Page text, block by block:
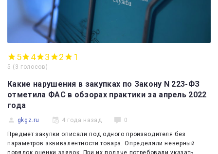
5 4 3 2 1
5 (3 голосов)
Какие нарушения в закупках по Закону N 223-ФЗ
отметила ФАС в обзорах практики за апрель 2022
года
gkgz.ru 4 года назад 0
Предмет закупки описали под одного производителя без
параметров эквивалентности товара. Определяли неверный
порядок оценки заявок. При их подаче потребовали указать